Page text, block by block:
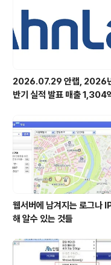
을 타 가게 하였다고 합니다. 여
구소에서도 중복 더위를 잠시나
개의 스킨을 깐 라빈스 아저씨네..
2026.07.29 안랩, 2026
반기 실적 발표 매출 1,304
웹서버에 남겨지는 로그나
해 알수 있는 것들